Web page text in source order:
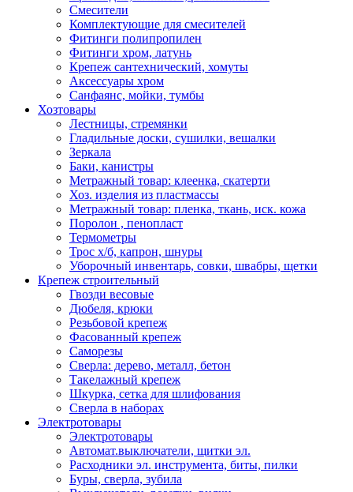
Смесители
Комплектующие для смесителей
Фитинги полипропилен
Фитинги хром, латунь
Крепеж сантехнический, хомуты
Аксессуары хром
Санфаянс, мойки, тумбы
Хозтовары
Лестницы, стремянки
Гладильные доски, сушилки, вешалки
Зеркала
Баки, канистры
Метражный товар: клеенка, скатерти
Хоз. изделия из пластмассы
Метражный товар: пленка, ткань, иск. кожа
Поролон , пенопласт
Термометры
Трос х/б, капрон, шнуры
Уборочный инвентарь, совки, швабры, щетки
Крепеж строительный
Гвозди весовые
Дюбеля, крюки
Резьбовой крепеж
Фасованный крепеж
Саморезы
Сверла: дерево, металл, бетон
Такелажный крепеж
Шкурка, сетка для шлифования
Сверла в наборах
Электротовары
Электротовары
Автомат.выключатели, щитки эл.
Расходники эл. инструмента, биты, пилки
Буры, сверла, зубила